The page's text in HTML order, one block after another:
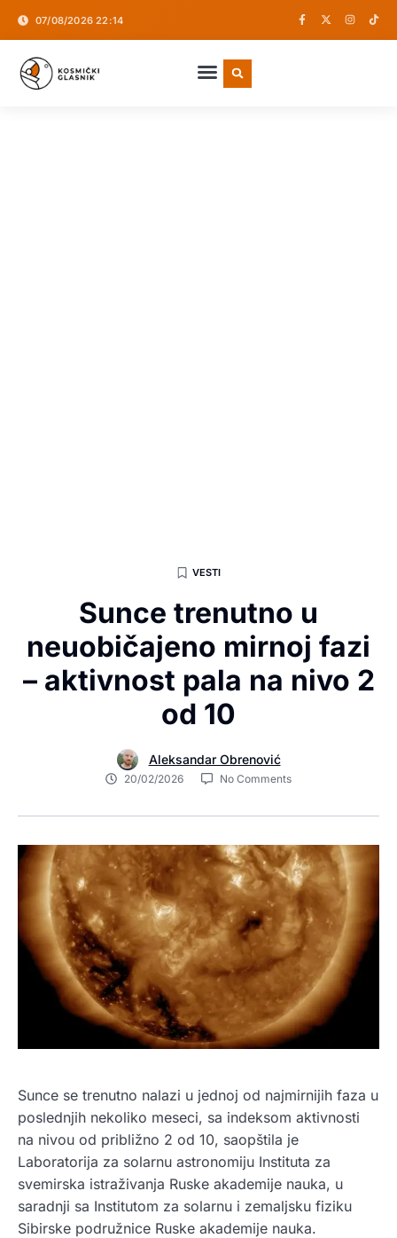
07/08/2026 22:14
VESTI
Sunce trenutno u
neuobičajeno mirnoj fazi
– aktivnost pala na nivo 2
od 10
Aleksandar Obrenović
20/02/2026 No Comments
Sunce se trenutno nalazi u jednoj od najmirnijih faza u
poslednjih nekoliko meseci, sa indeksom aktivnosti
na nivou od približno 2 od 10, saopštila je
Laboratorija za solarnu astronomiju Instituta za
svemirska istraživanja Ruske akademije nauka, u
saradnji sa Institutom za solarnu i zemaljsku fiziku
Sibirske podružnice Ruske akademije nauka.